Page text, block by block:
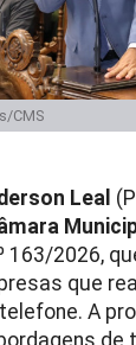
CMS
Leal
163/2026,
que
A